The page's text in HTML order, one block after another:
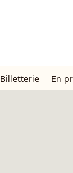
Billetterie En